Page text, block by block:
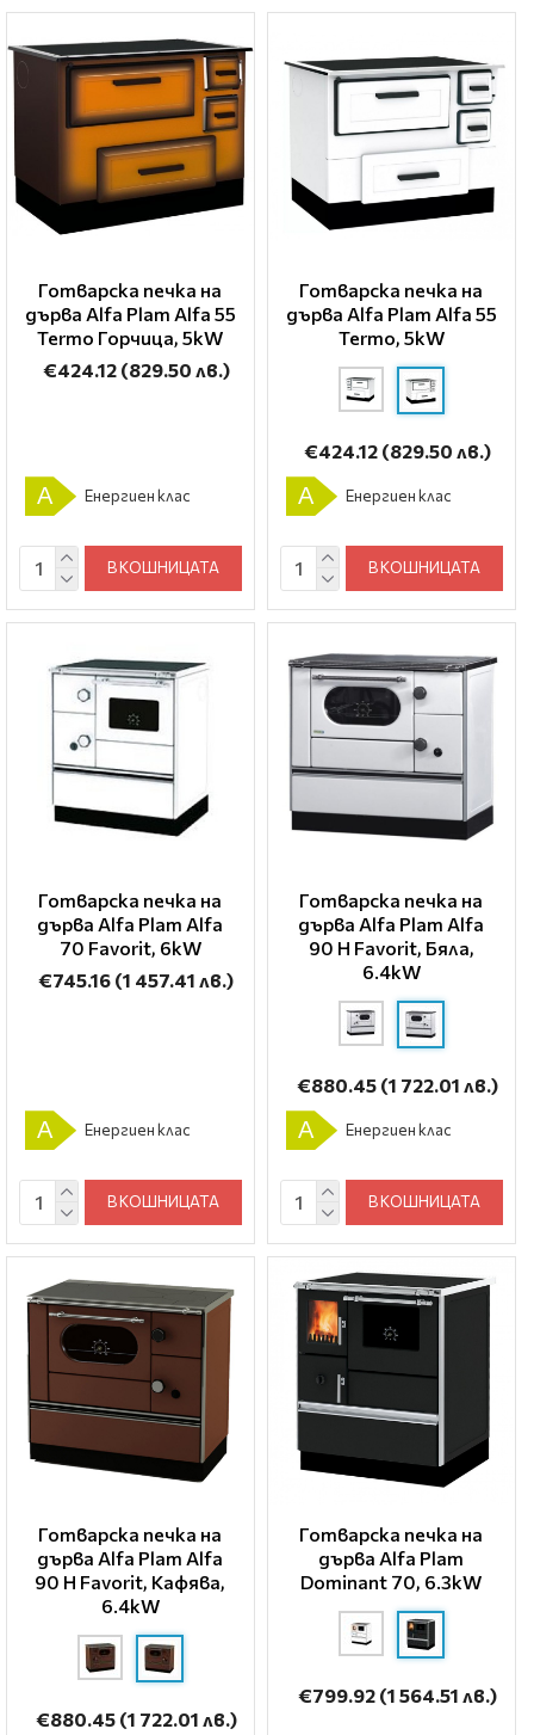
Готварска печка на
дърва Alfa Plam Alfa 55
Termo Горчица, 5kW
€424.12 (829.50 лв.)
A Енергиен клас
В КОШНИЦАТА
Готварска печка на
дърва Alfa Plam Alfa 55
Termo, 5kW
€424.12 (829.50 лв.)
A Енергиен клас
В КОШНИЦАТА
Готварска печка на
дърва Alfa Plam Alfa
70 Favorit, 6kW
€745.16 (1 457.41 лв.)
A Енергиен клас
В КОШНИЦАТА
Готварска печка на
дърва Alfa Plam Alfa
90 H Favorit, Бяла,
6.4kW
€880.45 (1 722.01 лв.)
A Енергиен клас
В КОШНИЦАТА
Готварска печка на
дърва Alfa Plam Alfa
90 H Favorit, Кафява,
6.4kW
€880.45 (1 722.01 лв.)
Готварска печка на
дърва Alfa Plam
Dominant 70, 6.3kW
€799.92 (1 564.51 лв.)